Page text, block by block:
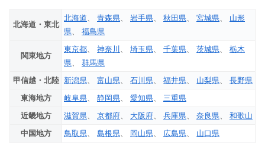
北海道・東北
北海道、 青森県、 岩手県、 秋田県、 宮城県、 山形
県、 福島県
関東地方
東京都、 神奈川 、 埼玉県、 千葉県、 茨城県、 栃木
県、 群馬県
甲信越・北陸
新潟県、 富山県、 石川県、 福井県、 山梨県、 長野県
東海地方
岐阜県、 静岡県、 愛知県、 三重県
近畿地方
滋賀県、 京都府、 大阪府、 兵庫県、 奈良県、 和歌山
中国地方
鳥取県、 島根県、 岡山県、 広島県、 山口県